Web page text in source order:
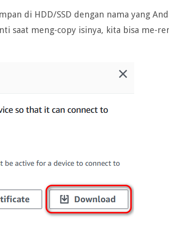
di HDD/SSD dengan nama yang
saat meng-copy isinya, kita bisa me-